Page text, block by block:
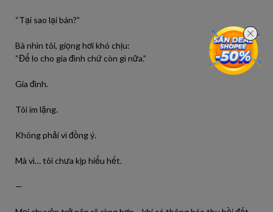
“Tại sao lại bán?”
Bà nhìn tôi, giọng hơi khó chịu:
“Để lo cho gia đình chứ còn gì nữa.”
Gia đình.
Tôi im lặng.
Không phải vì đồng ý.
Mà vì… tôi chưa kịp hiểu hết.
—